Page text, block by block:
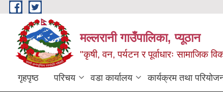
Skip to main content
मल्लरानी गाउँपालिका, प्यूठान
"कृषी, वन, पर्यटन र पूर्वाधारः सामाजिक
गृहपृष्ठ परिचय वडा कार्यालय कार्यक्रम तथा